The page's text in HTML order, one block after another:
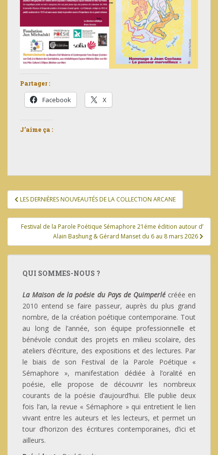
Partager :
Facebook X
J’aime ça :
Navigation
de
l’article
LES DERNIÈRES NOUVEAUTÉS DE LA COLLECTION ARCANE
Festival de la Parole Poétique Sémaphore 21éme édition autour d’
Alain Bashung & Gérard Manset du 6 au 8 mars 2026
QUI SOMMES-NOUS ?
La Maison de la poésie du Pays de Quimperlécréée en
2010 entend se faire passeur, auprès du plus grand
nombre, de la création poétique contemporaine. Tout
au long de l’année, son équipe professionnelle et
bénévole conduit des projets en milieu scolaire, des
ateliers d’écriture, des expositions et des lectures. Par
le biais de son Festival de la Parole Poétique «
Sémaphore », manifestation dédiée à l’oralité en
poésie, elle propose de découvrir les nombreux
courants de la poésie d’aujourd’hui. Elle publie deux
fois l’an, la revue « Sémaphore » qui entretient le lien
vivant entre les auteurs et les lecteurs, et permet un
tour d’horizon des écritures contemporaines, d’ici et
ailleurs.